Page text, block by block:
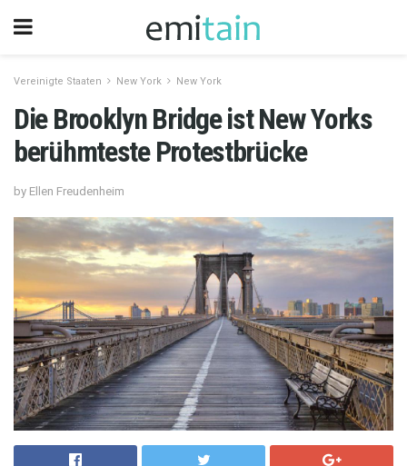
Vereinigte Staaten New York New York
Die Brooklyn Bridge ist New Yorks
berühmteste Protestbrücke
by Ellen Freudenheim